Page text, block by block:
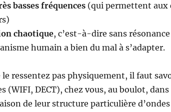
basses fréquences(qui permettent aux
chaotique, c’est-à-dire sans
humain a bien du mal à s’adapter.
le ressentez pas physiquement, il faut
(WIFI, DECT), chez vous, au boulot,
de leur structure particulière